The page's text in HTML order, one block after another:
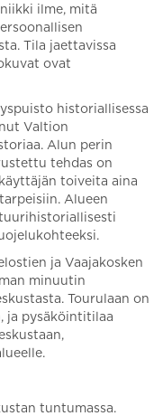
ilme, mitä
Tila jaettavissa
ovat
historiallisessa
Valtion
Alun perin
tehdas on
toiveita aina
Alueen
ja Vaajakosken
minuutin
Tourulaan on
ja pysäköintitilaa
tuntumassa.